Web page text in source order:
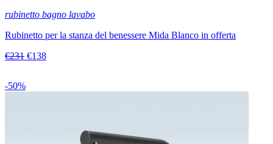
rubinetto bagno lavabo
Rubinetto per la stanza del benessere Mida Blanco in offerta
€231 €138
-50%